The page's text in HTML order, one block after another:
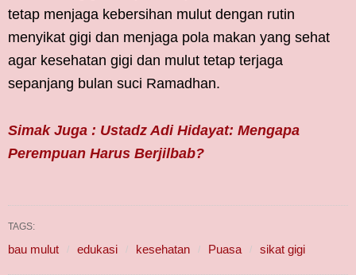
tetap menjaga kebersihan mulut dengan rutin
menyikat gigi dan menjaga pola makan yang sehat
agar kesehatan gigi dan mulut tetap terjaga
sepanjang bulan suci Ramadhan.
Simak Juga : Ustadz Adi Hidayat: Mengapa
Perempuan Harus Berjilbab?
TAGS:
bau mulut edukasi kesehatan Puasa sikat gigi